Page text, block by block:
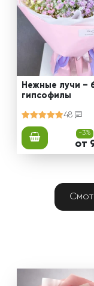
Нежные лучи –
гипсофилы
48
-3%
от